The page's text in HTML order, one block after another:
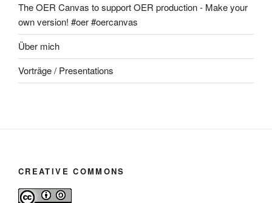
The OER Canvas to support OER production - Make your
own version! #oer #oercanvas
Über mich
Vorträge / Presentations
CREATIVE COMMONS